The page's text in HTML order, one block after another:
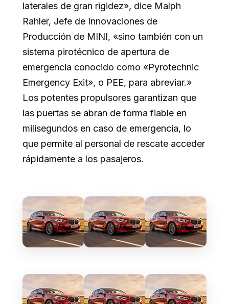
laterales de gran rigidez», dice Malph
Rahler, Jefe de Innovaciones de
Producción de MINI, «sino también con un
sistema pirotécnico de apertura de
emergencia conocido como «Pyrotechnic
Emergency Exit», o PEE, para abreviar.»
Los potentes propulsores garantizan que
las puertas se abran de forma fiable en
milisegundos en caso de emergencia, lo
que permite al personal de rescate acceder
rápidamente a los pasajeros.